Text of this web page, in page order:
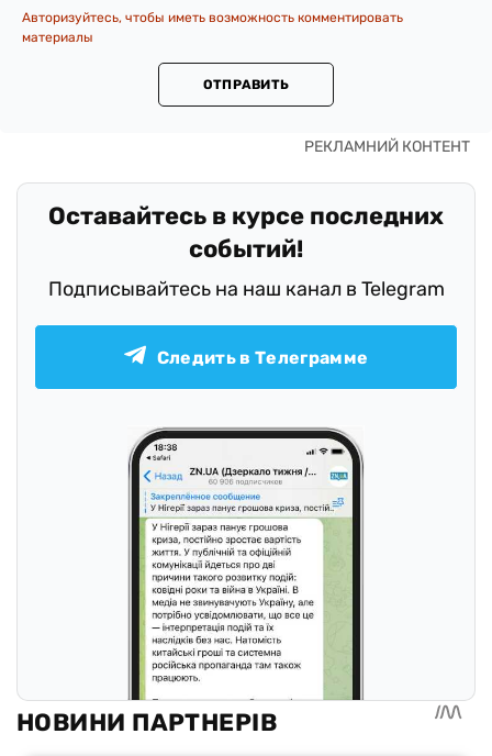
Авторизуйтесь, чтобы иметь возможность комментировать
материалы
ОТПРАВИТЬ
Оставайтесь в курсе последних
событий!
Подписывайтесь на наш канал в Telegram
Следить в Телеграмме